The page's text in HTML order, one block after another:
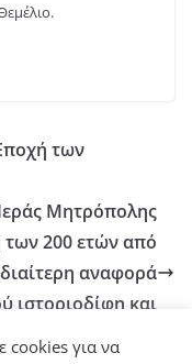
των
Μητρόπολης
200 ετών από
αναφορά
ιστοριοδίφη και
Ντίνου Κονόμου
cookies για να